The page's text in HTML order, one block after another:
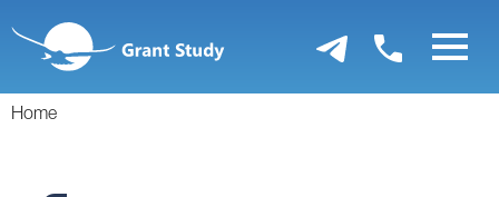
основному
содержанию
Home